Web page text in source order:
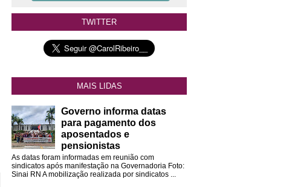
TWITTER
MAIS LIDAS
Governo informa datas
para pagamento dos
aposentados e
pensionistas
As datas foram informadas em reunião com
sindicatos após manifestação na Governadoria Foto:
Sinai RN A mobilização realizada por sindicatos ...